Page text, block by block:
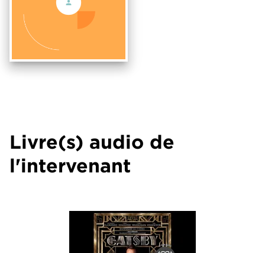
Livre(s) audio de
l'intervenant